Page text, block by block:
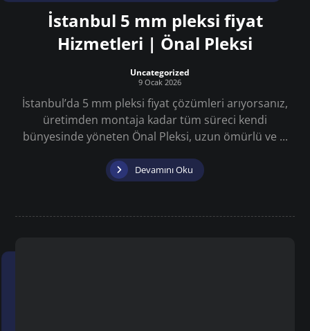
İstanbul 5 mm pleksi fiyat
Hizmetleri | Önal Pleksi
Uncategorized
9 Ocak 2026
İstanbul’da 5 mm pleksi fiyat çözümleri arıyorsanız,
üretimden montaja kadar tüm süreci kendi
bünyesinde yöneten Önal Pleksi, uzun ömürlü ve ...
Devamını Oku